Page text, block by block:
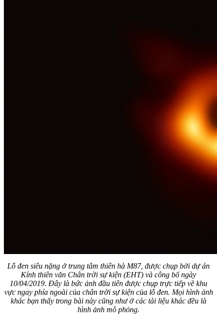
Lỗ đen siêu nặng ở trung tâm thiên hà M87, được chụp bởi dự án
Kính thiên văn Chân trời sự kiện (EHT) và công bố ngày
10/04/2019. Đây là bức ảnh đầu tiên được chụp trực tiếp về khu
vực ngay phía ngoài của chân trời sự kiện của lỗ đen. Mọi hình ảnh
khác bạn thấy trong bài này cũng như ở các tài liệu khác đều là
hình ảnh mô phỏng.